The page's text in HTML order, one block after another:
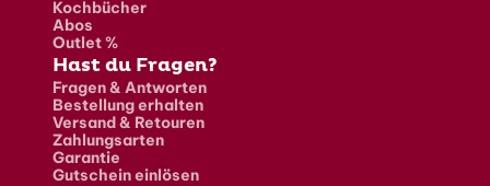
Kochbücher
Abos
Outlet %
Hast du Fragen?
Fragen & Antworten
Bestellung erhalten
Versand & Retouren
Zahlungsarten
Garantie
Gutschein einlösen